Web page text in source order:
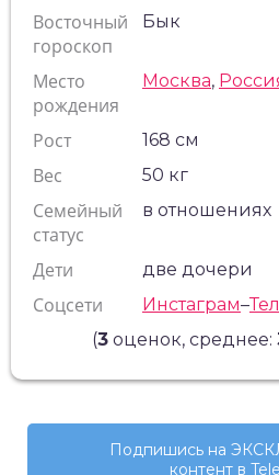
Восточный
гороскоп
Бык
Место
рождения
Москва,
Рост 168 см
Вес 50 кг
Семейный
статус
в отношениях
Дети две дочери
Соцсети Инстаграм–
(3 оценок, среднее:
Подпишись на
контент в